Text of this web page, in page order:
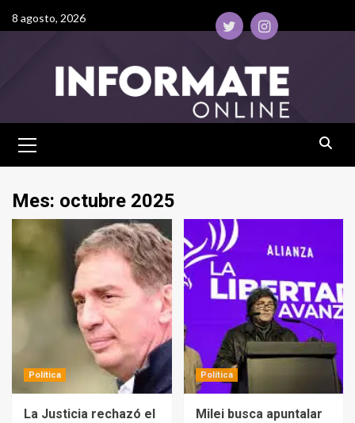
8 agosto, 2026
Mes: octubre 2025
Política
La Justicia rechazó el
Política
Milei busca apuntalar